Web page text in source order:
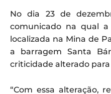
No dia 23 de
comunicado na qual a
localizada na Mina de
a barragem Santa
criticidade alterado para
“Com essa alteração,